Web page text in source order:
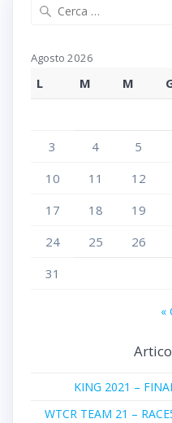
Agosto 2026
L M M
3
4 5
10
11 12
17
18 19
24
25 26
31
«
KING 2021 –
WTCR TEAM 21 –